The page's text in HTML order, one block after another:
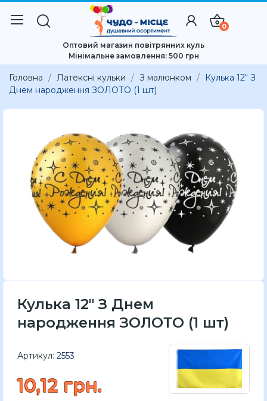
0
Оптовий магазин повітрянних куль
Мінімальне замовлення: 500 грн
Головна Латексні кульки З малюнком
Кулька 12" З
Днем народження ЗОЛОТО (1 шт)
Кулька 12" З Днем
народження ЗОЛОТО (1 шт)
Артикул: 2553
10,12 грн.